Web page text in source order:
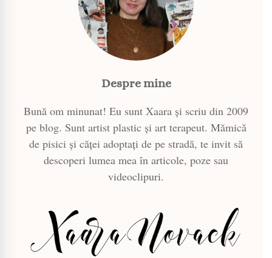
Despre mine
Bună om minunat! Eu sunt Xaara și scriu din 2009
pe blog. Sunt artist plastic și art terapeut. Mămică
de pisici și căței adoptați de pe stradă, te invit să
descoperi lumea mea în articole, poze sau
videoclipuri.